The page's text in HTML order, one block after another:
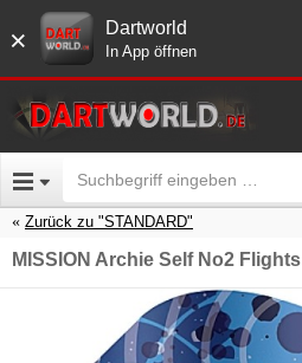
× Dartworld
In App öffnen
Zurück zu "STANDARD"
MISSION Archie Self No2 Flights